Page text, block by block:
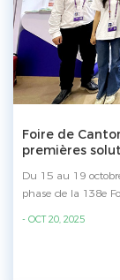
Foire de
premières
Du 15 au 19
phase de la 138e
à un public
- OCT 20, 2025